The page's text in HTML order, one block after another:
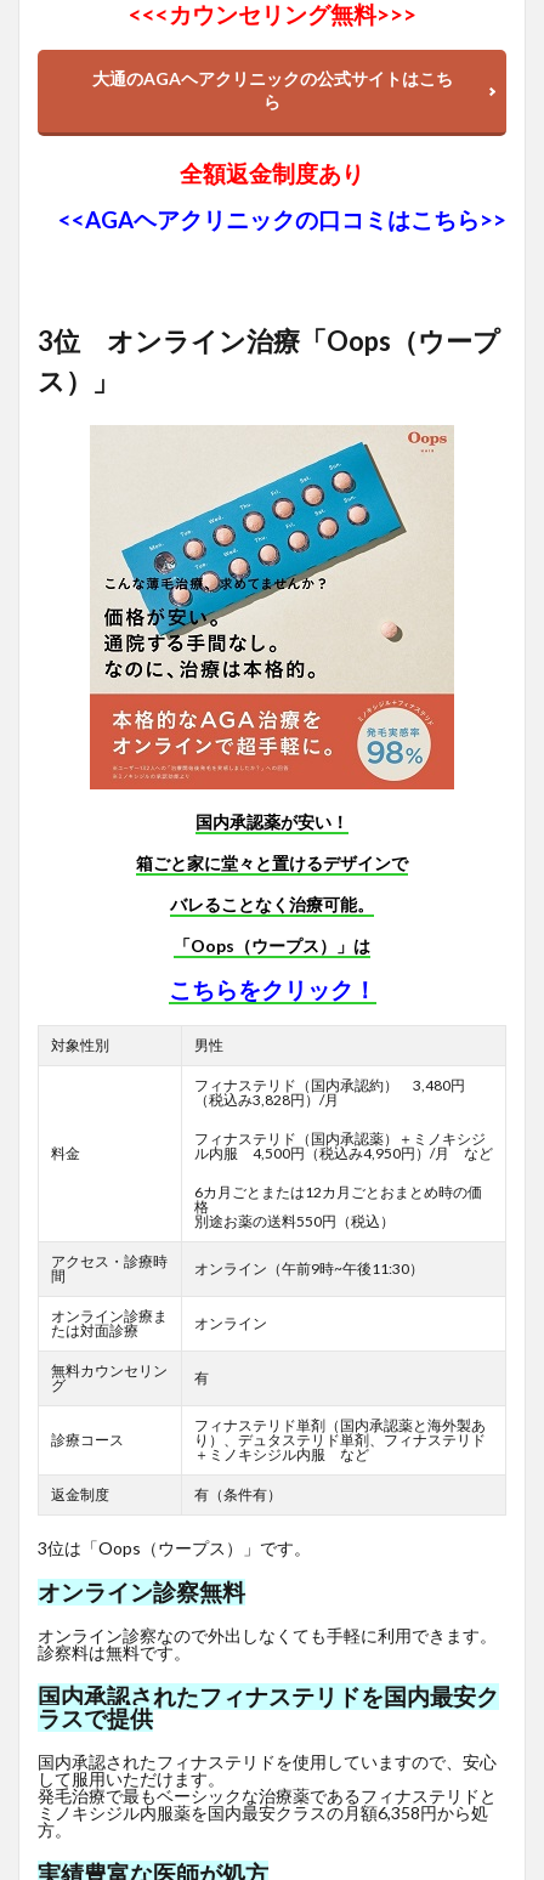
<<<カウンセリング無料>>>
大通のAGAヘアクリニックの公式サイトはこち
ら
全額返金制度あり
<<AGAヘアクリニックの口コミはこちら>>
3位 オンライン治療「Oops（ウープ
ス）」
国内承認薬が安い！
箱ごと家に堂々と置けるデザインで
バレることなく治療可能。
「Oops（ウープス）」は
こちらをクリック！
対象性別 男性
料金
フィナステリド（国内承認約） 3,480円
（税込み3,828円）/月
フィナステリド（国内承認薬）＋ミノキシジ
ル内服 4,500円（税込み4,950円）/月 など
6カ月ごとまたは12カ月ごとおまとめ時の価
格
別途お薬の送料550円（税込）
アクセス・診療時
間
オンライン（午前9時~午後11:30）
オンライン診療ま
たは対面診療
オンライン
無料カウンセリン
グ
有
診療コース
フィナステリド単剤（国内承認薬と海外製あ
り）、デュタステリド単剤、フィナステリド
＋ミノキシジル内服 など
返金制度 有（条件有）
3位は「Oops（ウープス）」です。
オンライン診察無料
オンライン診察なので外出しなくても手軽に利用できます。
診察料は無料です。
国内承認されたフィナステリドを国内最安ク
ラスで提供
国内承認されたフィナステリドを使用していますので、安心
して服用いただけます。
発毛治療で最もベーシックな治療薬であるフィナステリドと
ミノキシジル内服薬を国内最安クラスの月額6,358円から処
方。
実績豊富な医師が処方